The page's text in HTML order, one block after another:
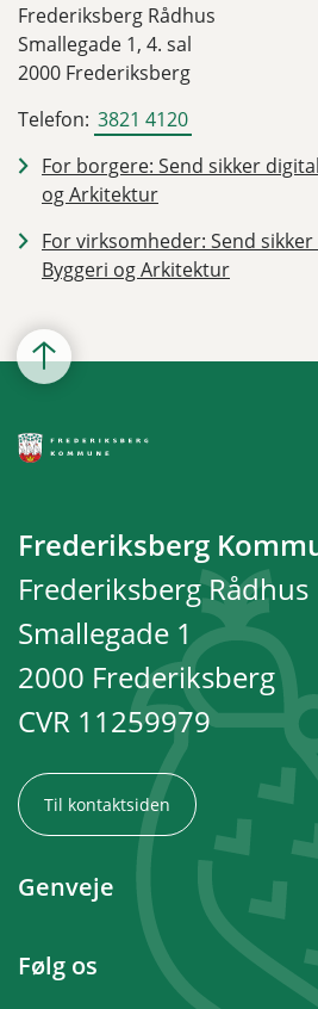
Frederiksberg Rådhus
Smallegade 1, 4. sal
2000 Frederiksberg
Telefon: 3821 4120
For borgere: Send sikker
og Arkitektur
For virksomheder: Send
Byggeri og Arkitektur
Frederiksberg
Frederiksberg Rådhus
Smallegade 1
2000 Frederiksberg
CVR 11259979
Til kontaktsiden
Genveje
Følg os